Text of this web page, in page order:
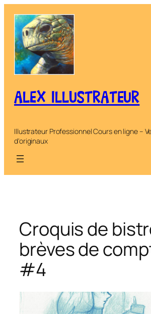
contenu
ALEX ILLUSTRATEUR
Illustrateur Professionnel Cours en ligne –
d'originaux
Croquis de
brèves de
#4